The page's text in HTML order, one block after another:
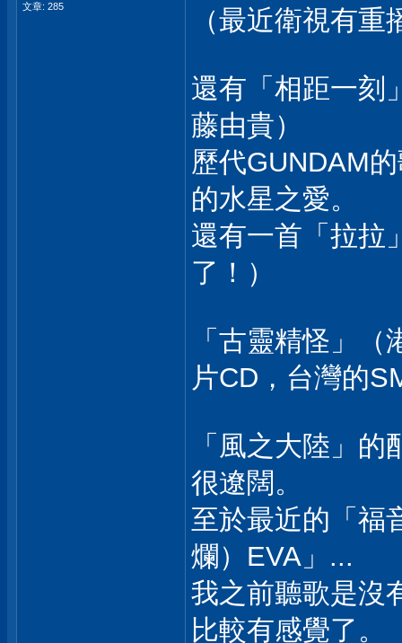
文章: 285
（最近衛視有重
還有「相距一刻
藤由貴）
歷代GUNDAM
的水星之愛。
還有一首「拉拉
了！）
「古靈精怪」
片CD，台灣的
「風之大陸」
很遼闊。
至於最近的「福
爛）EVA」...
我之前聽歌是沒
比較有感覺了。